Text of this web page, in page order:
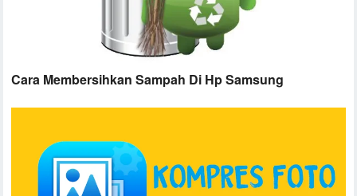
Cara Membersihkan Sampah Di Hp Samsung